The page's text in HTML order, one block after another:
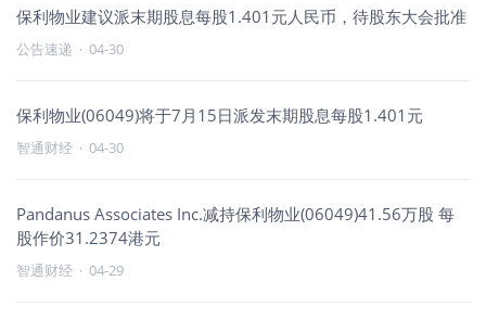
保利物业建议派末期股息每股1.401元人民币，待股东大会批准
公告速递 · 04-30
保利物业(06049)将于7月15日派发末期股息每股1.401元
智通财经 · 04-30
Pandanus Associates Inc.减持保利物业(06049)41.56万股 每
股作价31.2374港元
智通财经 · 04-29